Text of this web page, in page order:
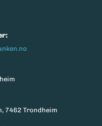
7462 Trondheim